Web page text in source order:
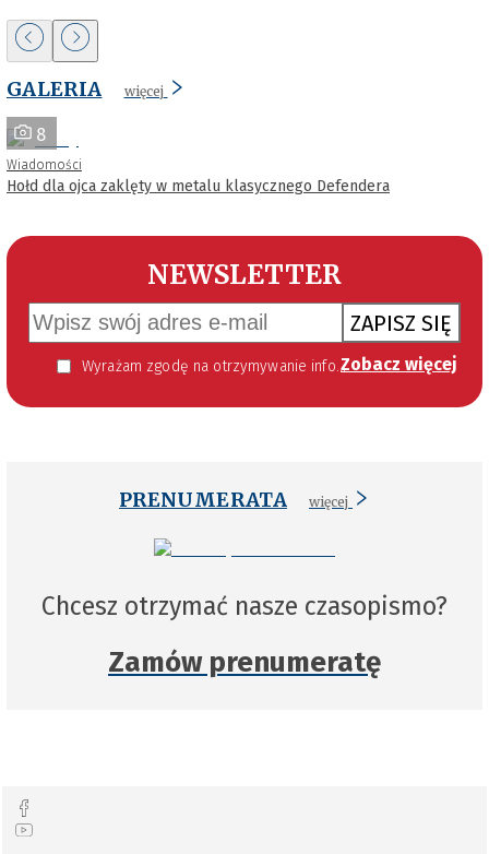
GALERIA więcej
8
Wiadomości
Hołd dla ojca zaklęty w metalu klasycznego Defendera
NEWSLETTER
ZAPISZ SIĘ
Wyrażam zgodę na otrzymywanie informacji handlowej kierowanej do mnie za pomocą środków komunikacji elektronicznej w szczególności poczty elektronicznej zgodnie z przepisem art. 10 ust 2 ustawy z dnia 18 lipca 2002 roku o świadczeniu usług drogą elektroniczną (Dz. U. 144 z 2002 r. poz. 1204). Zgoda jest dobrowolna, jednak jej wyrażenie jest konieczne, aby otrzymywać newsletter. Zobacz więcej
PRENUMERATA więcej
Chcesz otrzymać nasze czasopismo?
Zamów prenumeratę